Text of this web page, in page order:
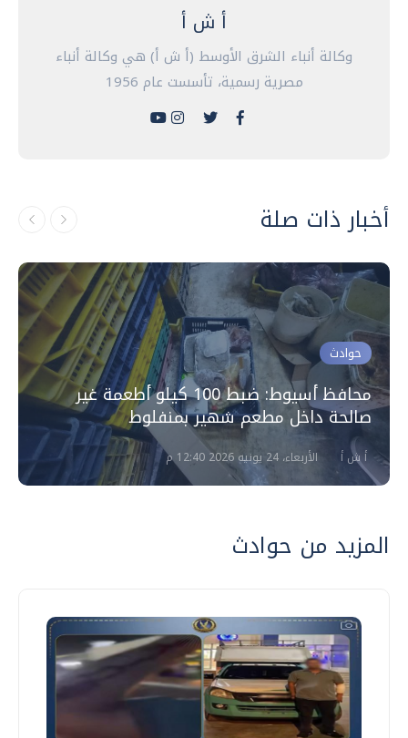
أ ش أ
وكالة أنباء الشرق الأوسط (أ ش أ) هي وكالة أنباء
مصرية رسمية، تأسست عام 1956
أخبار ذات صلة
حوادث
محافظ أسيوط: ضبط 100 كيلو أطعمة غير
صالحة داخل مطعم شهير بمنفلوط
أ ش أ الأربعاء، 24 يونيه 2026 12:40 م
المزيد من حوادث